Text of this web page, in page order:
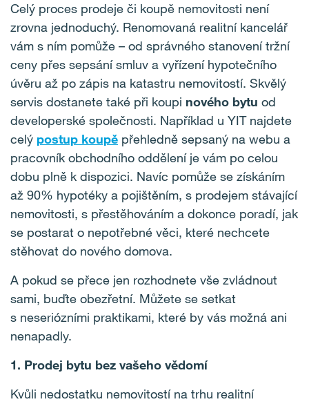
Celý proces prodeje či koupě nemovitosti není
zrovna jednoduchý. Renomovaná realitní kancelář
vám s ním pomůže – od správného stanovení tržní
ceny přes sepsání smluv a vyřízení hypotečního
úvěru až po zápis na katastru nemovitostí. Skvělý
servis dostanete také při koupi nového bytu od
developerské společnosti. Například u YIT najdete
celý postup koupě přehledně sepsaný na webu a
pracovník obchodního oddělení je vám po celou
dobu plně k dispozici. Navíc pomůže se získáním
až 90% hypotéky a pojištěním, s prodejem stávající
nemovitosti, s přestěhováním a dokonce poradí, jak
se postarat o nepotřebné věci, které nechcete
stěhovat do nového domova.
A pokud se přece jen rozhodnete vše zvládnout
sami, buďte obezřetní. Můžete se setkat
s neseriózními praktikami, které by vás možná ani
nenapadly.
1. Prodej bytu bez vašeho vědomí
Kvůli nedostatku nemovitostí na trhu realitní